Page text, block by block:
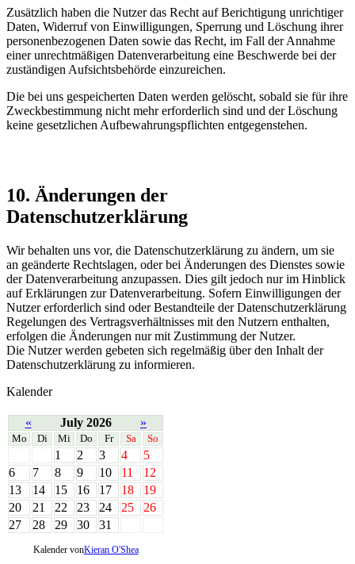
Zusätzlich haben die Nutzer das Recht auf Berichtigung unrichtiger
Daten, Widerruf von Einwilligungen, Sperrung und Löschung ihrer
personenbezogenen Daten sowie das Recht, im Fall der Annahme
einer unrechtmäßigen Datenverarbeitung eine Beschwerde bei der
zuständigen Aufsichtsbehörde einzureichen.
Die bei uns gespeicherten Daten werden gelöscht, sobald sie für ihre
Zweckbestimmung nicht mehr erforderlich sind und der Löschung
keine gesetzlichen Aufbewahrungspflichten entgegenstehen.
10. Änderungen der
Datenschutzerklärung
Wir behalten uns vor, die Datenschutzerklärung zu ändern, um sie
an geänderte Rechtslagen, oder bei Änderungen des Dienstes sowie
der Datenverarbeitung anzupassen. Dies gilt jedoch nur im Hinblick
auf Erklärungen zur Datenverarbeitung. Sofern Einwilligungen der
Nutzer erforderlich sind oder Bestandteile der Datenschutzerklärung
Regelungen des Vertragsverhältnisses mit den Nutzern enthalten,
erfolgen die Änderungen nur mit Zustimmung der Nutzer.
Die Nutzer werden gebeten sich regelmäßig über den Inhalt der
Datenschutzerklärung zu informieren.
Kalender
« July 2026 »
Mo Di Mi Do Fr Sa So
1 2 3 4
5
6
7 8 9 10 11
12
13
14 15 16 17 18
19
20
21 22 23 24 25
26
27
28 29 30 31
Kalender vonKieran O'Shea